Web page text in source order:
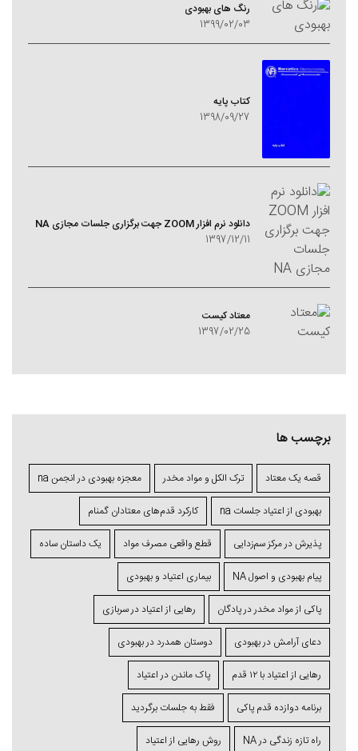
رنگ های بهبودی
1399/02/03
کتاب پایه
1398/09/27
دانلود نرم افزار ZOOM جهت برگزاری جلسات مجازی NA
1397/12/11
معتاد کيست
1397/02/25
برچسب ها
قصه یک معتاد ترک الکل و مواد مخدر معجزه بهبودی در انجمن na
بهبودی از اعتیاد جلسات na کارکرد قدم‌های معتادان گمنام
پذیرش در مرکز سم‌زدایی قطع واقعی مصرف مواد یک داستان ساده
پیام بهبودی و اصول NA بیماری اعتیاد و بهبودی
پاکی از مواد مخدر در پادگان رهایی از اعتیاد در سربازی
دعای آرامش در بهبودی دوستان همدرد در بهبودی
رهایی از اعتیاد با ۱۲ قدم پاک ماندن در اعتیاد
برنامه دوازده قدم پاکی فقط به جلسات برگردید
راه تازه زندگی در NA روش رهایی از اعتیاد